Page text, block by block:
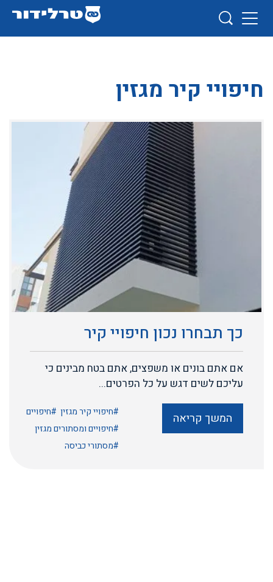
חיפויי קיר מגזין
כך תבחרו נכון חיפויי קיר
אם אתם בונים או משפצים, אתם בטח מבינים כי
עליכם לשים דגש על כל הפרטים...
המשך קריאה #חיפויי קיר מגזין #חיפויים
#חיפויים ומסתורים מגזין
#מסתורי כביסה